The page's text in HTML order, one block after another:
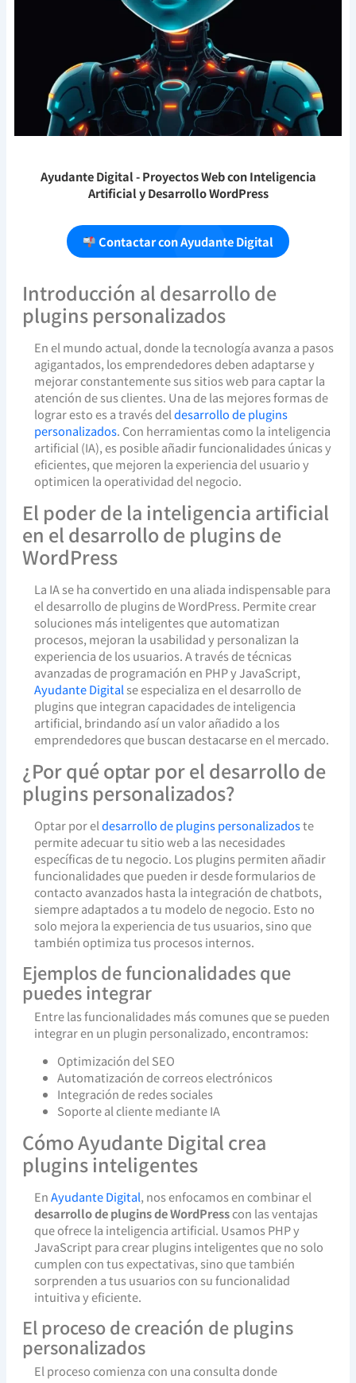
Ayudante Digital- Proyectos Web con Inteligencia
Artificial y Desarrollo WordPress
Contactar con Ayudante Digital
Introducción al desarrollo de
plugins personalizados
En el mundo actual, donde la tecnología avanza a pasos
agigantados, los emprendedores deben adaptarse y
mejorar constantemente sus sitios web para captar la
atención de sus clientes. Una de las mejores formas de
lograr esto es a través deldesarrollo de plugins
personalizados. Con herramientas como la inteligencia
artificial (IA), es posible añadir funcionalidades únicas y
eficientes, que mejoren la experiencia del usuario y
optimicen la operatividad del negocio.
El poder de la inteligencia artificial
en el desarrollo de plugins de
WordPress
La IA se ha convertido en una aliada indispensable para
el desarrollo de plugins de WordPress. Permite crear
soluciones más inteligentes que automatizan
procesos, mejoran la usabilidad y personalizan la
experiencia de los usuarios. A través de técnicas
avanzadas de programación en PHP y JavaScript,
Ayudante Digital se especializa en el desarrollo de
plugins que integran capacidades de inteligencia
artificial, brindando así un valor añadido a los
emprendedores que buscan destacarse en el mercado.
¿Por qué optar por el desarrollo de
plugins personalizados?
Optar por eldesarrollo de plugins personalizadoste
permite adecuar tu sitio web a las necesidades
específicas de tu negocio. Los plugins permiten añadir
funcionalidades que pueden ir desde formularios de
contacto avanzados hasta la integración de chatbots,
siempre adaptados a tu modelo de negocio. Esto no
solo mejora la experiencia de tus usuarios, sino que
también optimiza tus procesos internos.
Ejemplos de funcionalidades que
puedes integrar
Entre las funcionalidades más comunes que se pueden
integrar en un plugin personalizado, encontramos:
Optimización del SEO
Automatización de correos electrónicos
Integración de redes sociales
Soporte al cliente mediante IA
Cómo Ayudante Digital crea
plugins inteligentes
EnAyudante Digital, nos enfocamos en combinar el
desarrollo de plugins de WordPresscon las ventajas
que ofrece la inteligencia artificial. Usamos PHP y
JavaScript para crear plugins inteligentes que no solo
cumplen con tus expectativas, sino que también
sorprenden a tus usuarios con su funcionalidad
intuitiva y eficiente.
El proceso de creación de plugins
personalizados
El proceso comienza con una consulta donde